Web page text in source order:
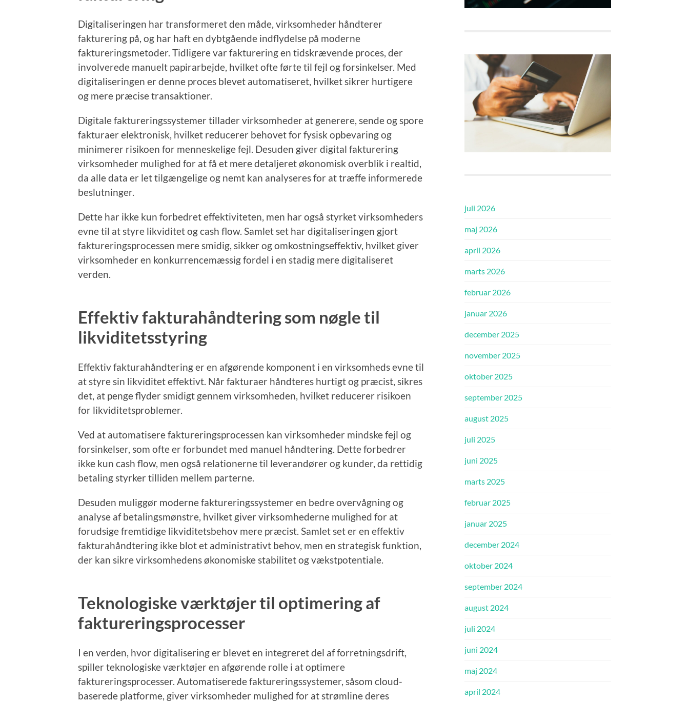
Digitaliseringen har transformeret den måde, virksomheder håndterer
fakturering på, og har haft en dybtgående indflydelse på moderne
faktureringsmetoder. Tidligere var fakturering en tidskrævende proces, der
involverede manuelt papirarbejde, hvilket ofte førte til fejl og forsinkelser. Med
digitaliseringen er denne proces blevet automatiseret, hvilket sikrer hurtigere
og mere præcise transaktioner.
Digitale faktureringssystemer tillader virksomheder at generere, sende og spore
fakturaer elektronisk, hvilket reducerer behovet for fysisk opbevaring og
minimerer risikoen for menneskelige fejl. Desuden giver digital fakturering
virksomheder mulighed for at få et mere detaljeret økonomisk overblik i realtid,
da alle data er let tilgængelige og nemt kan analyseres for at træffe informerede
beslutninger.
Dette har ikke kun forbedret effektiviteten, men har også styrket virksomheders
evne til at styre likviditet og cash flow. Samlet set har digitaliseringen gjort
faktureringsprocessen mere smidig, sikker og omkostningseffektiv, hvilket giver
virksomheder en konkurrencemæssig fordel i en stadig mere digitaliseret
verden.
Effektiv fakturahåndtering som nøgle til
likviditetsstyring
Effektiv fakturahåndtering er en afgørende komponent i en virksomheds evne til
at styre sin likviditet effektivt. Når fakturaer håndteres hurtigt og præcist, sikres
det, at penge flyder smidigt gennem virksomheden, hvilket reducerer risikoen
for likviditetsproblemer.
Ved at automatisere faktureringsprocessen kan virksomheder mindske fejl og
forsinkelser, som ofte er forbundet med manuel håndtering. Dette forbedrer
ikke kun cash flow, men også relationerne til leverandører og kunder, da rettidig
betaling styrker tilliden mellem parterne.
Desuden muliggør moderne faktureringssystemer en bedre overvågning og
analyse af betalingsmønstre, hvilket giver virksomhederne mulighed for at
forudsige fremtidige likviditetsbehov mere præcist. Samlet set er en effektiv
fakturahåndtering ikke blot et administrativt behov, men en strategisk funktion,
der kan sikre virksomhedens økonomiske stabilitet og vækstpotentiale.
Teknologiske værktøjer til optimering af
faktureringsprocesser
I en verden, hvor digitalisering er blevet en integreret del af forretningsdrift,
spiller teknologiske værktøjer en afgørende rolle i at optimere
faktureringsprocesser. Automatiserede faktureringssystemer, såsom cloud-
baserede platforme, giver virksomheder mulighed for at strømline deres
juli 2026
maj 2026
april 2026
marts 2026
februar 2026
januar 2026
december 2025
november 2025
oktober 2025
september 2025
august 2025
juli 2025
juni 2025
marts 2025
februar 2025
januar 2025
december 2024
oktober 2024
september 2024
august 2024
juli 2024
juni 2024
maj 2024
april 2024